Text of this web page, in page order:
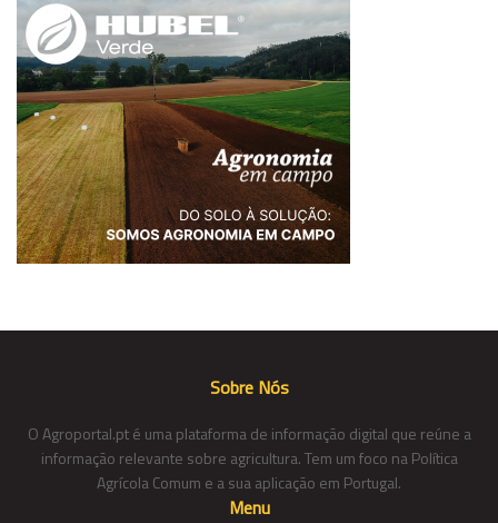
Sobre Nós
O Agroportal.pt é uma plataforma de informação digital que reúne a
informação relevante sobre agricultura. Tem um foco na Política
Agrícola Comum e a sua aplicação em Portugal.
Menu